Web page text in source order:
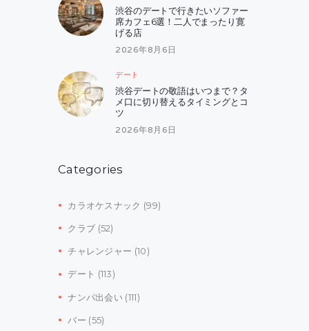
渋谷のデートで行きたいソファー
席カフェ6選！二人でまったり寛
げる店
2026年8月6日
デート
渋谷デートの敬語はいつまで？タ
メ口に切り替えるタイミングとコ
ツ
2026年8月6日
Categories
カラオケスナック (99)
クラブ (52)
チャレンジャー (10)
デート (113)
ナンパ出会い (111)
バー (55)